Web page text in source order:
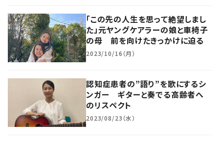
「この先の人生を思って絶望しまし
た」元ヤングケアラーの娘と車椅子
の母 前を向けたきっかけに迫る
2023/10/16（月）
認知症患者の”語り”を歌にするシ
ンガー ギターと奏でる高齢者へ
のリスペクト
2023/08/23（水）